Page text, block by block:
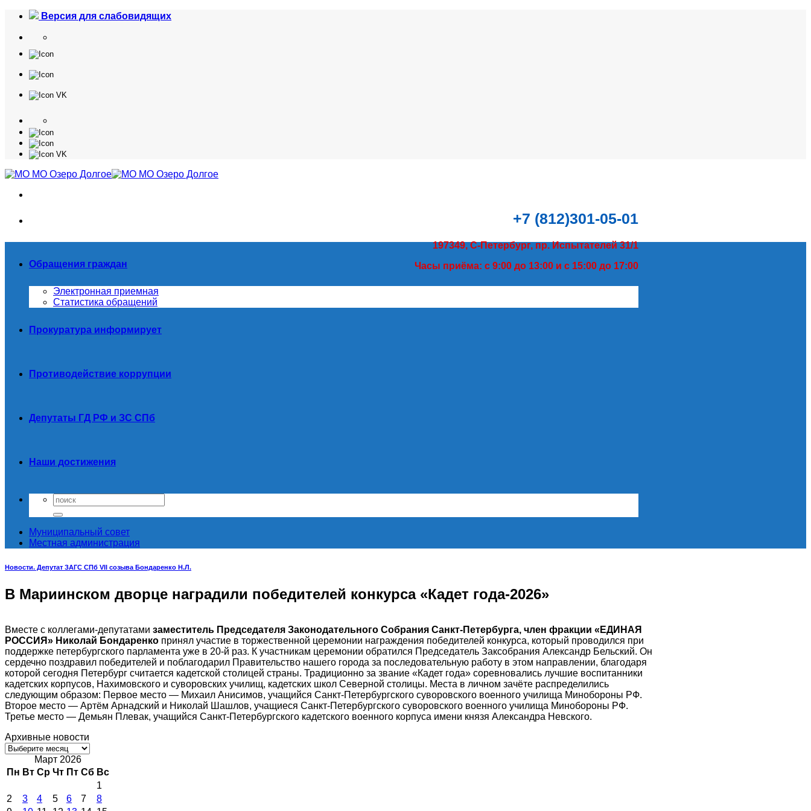
Skip
content
Версия для слабовидящих
+7 (812)301-05-01
197349, С-Петербург, пр. Испытателей 31/1
Часы приёма: с 9:00 до 13:00 и с 15:00 до 17:00
Обращения граждан
Электронная приемная
Статистика обращений
Прокуратура информирует
Противодействие коррупции
Депутаты ГД РФ и ЗС СПб
Наши достижения
Муниципальный совет
Местная администрация
Новости. Депутат ЗАГС СПб VII созыва Бондаренко Н.Л.
В Мариинском дворце наградили победителей конкурса «Кадет года-2026»
Вместе с коллегами-депутатами заместитель Председателя Законодательного Собрания Санкт-Петербурга, член фракции «ЕДИНАЯ
РОССИЯ» Николай Бондаренко принял участие в торжественной церемонии награждения победителей конкурса, который проводился при
поддержке петербургского парламента уже в 20-й раз. К участникам церемонии обратился Председатель Заксобрания Александр Бельский. Он
сердечно поздравил победителей и поблагодарил Правительство нашего города за последовательную работу в этом направлении, благодаря
которой сегодня Петербург считается кадетской столицей страны. Традиционно за звание «Кадет года» соревновались лучшие воспитанники
кадетских корпусов, Нахимовского и суворовских училищ, кадетских школ Северной столицы. Места в личном зачёте распределились
следующим образом: Первое место — Михаил Анисимов, учащийся Санкт-Петербургского суворовского военного училища Минобороны РФ.
Второе место — Артём Арнадский и Николай Шашлов, учащиеся Санкт-Петербургского суворовского военного училища Минобороны РФ.
Третье место — Демьян Плевак, учащийся Санкт-Петербургского кадетского военного корпуса имени князя Александра Невского.
Архивные новости
Архивные
новостиМарт 2026
Пн Вт Ср Чт Пт Сб Вс
1
2
3 4 5 6 7
8